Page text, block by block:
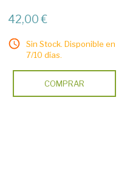
42,00 €
Sin Stock. Disponible en
7/10 días.
COMPRAR